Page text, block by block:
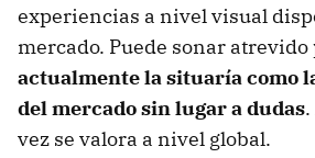
experiencias a nivel visual
mercado. Puede sonar atrevido
actualmente la situaría como
del mercado sin lugar a dudas
vez se valora a nivel global.